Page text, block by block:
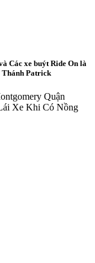
Các xe buýt Ride On là
Thánh Patrick
Quận
Xe Khi Có Nồng